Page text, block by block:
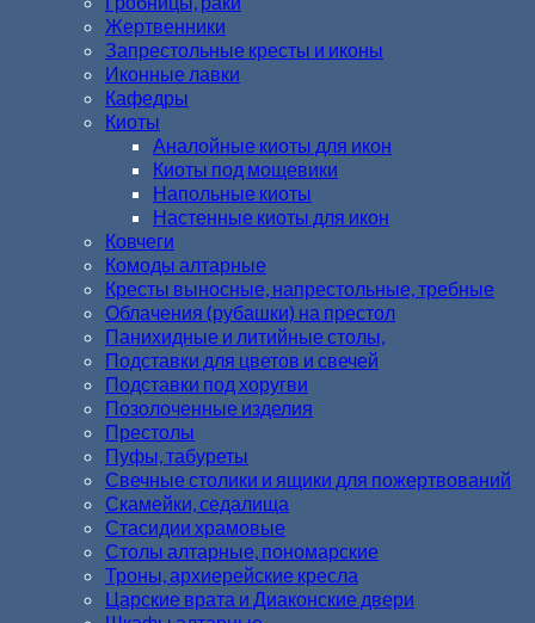
Жертвенники
Запрестольные кресты и иконы
Иконные лавки
Кафедры
Киоты
Аналойные киоты для икон
Киоты под мощевики
Напольные киоты
Настенные киоты для икон
Ковчеги
Комоды алтарные
Кресты выносные, напрестольные, требные
Облачения (рубашки) на престол
Панихидные и литийные столы,
Подставки для цветов и свечей
Подставки под хоругви
Позолоченные изделия
Престолы
Пуфы, табуреты
Свечные столики и ящики для пожертвований
Скамейки, седалища
Стасидии храмовые
Столы алтарные, пономарские
Троны, архиерейские кресла
Царские врата и Диаконские двери